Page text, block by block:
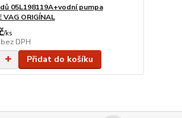
05L198119A+vodní pumpa
VAG ORIGÍNAL
/ks
bez DPH
Přidat do košíku